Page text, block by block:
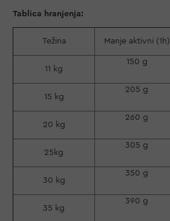
Tablica hranjenja:
Težina Manje aktivni (1h)
11 kg
150 g
15 kg
205 g
20 kg
260 g
25kg
305 g
30 kg
350 g
35 kg
390 g